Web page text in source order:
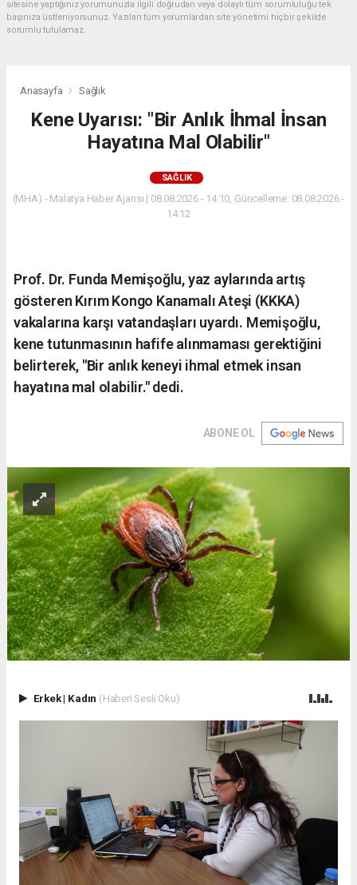
sitesine yaptığınız yorumunuzla ilgili doğrudan veya dolaylı tüm sorumluluğu tek
başınıza üstleniyorsunuz. Yazılan tüm yorumlardan site yönetimi hiçbir şekilde
sorumlu tutulamaz.
Anasayfa Sağlık
Kene Uyarısı: "Bir Anlık İhmal İnsan
Hayatına Mal Olabilir"
SAĞLIK
(MHA) - Malatya Haber Ajansı | 08.08.2026 - 14:10, Güncelleme: 08.08.2026 -
14:12
Prof. Dr. Funda Memişoğlu, yaz aylarında artış
gösteren Kırım Kongo Kanamalı Ateşi (KKKA)
vakalarına karşı vatandaşları uyardı. Memişoğlu,
kene tutunmasının hafife alınmaması gerektiğini
belirterek, "Bir anlık keneyi ihmal etmek insan
hayatına mal olabilir." dedi.
ABONE OL
Erkek| Kadın (Haberi Sesli Oku)